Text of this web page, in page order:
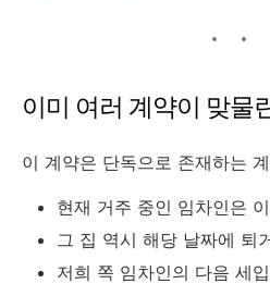
이미 여러 계약이 맞물
이 계약은 단독으로 존재하는
현재 거주 중인 임차인은
그 집 역시 해당 날짜에 퇴
저희 쪽 임차인의 다음 세